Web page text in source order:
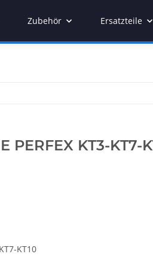
Zubehör Ersatzteile
PERFEX KT3-KT7-
KT10